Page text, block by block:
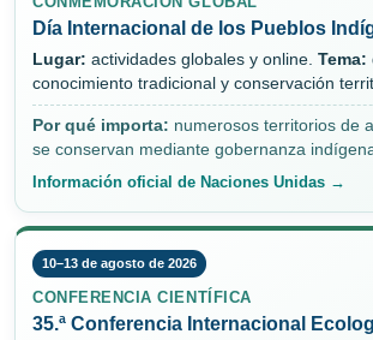
Día Internacional de los Pueblos
Lugar: actividades globales y online. Tema:
conocimiento tradicional y conservación
Por qué importa: numerosos territorios de
se conservan mediante gobernanza
Información oficial de Naciones Unidas →
10–13 de agosto de 2026
CONFERENCIA CIENTÍFICA
35.ª Conferencia Internacional